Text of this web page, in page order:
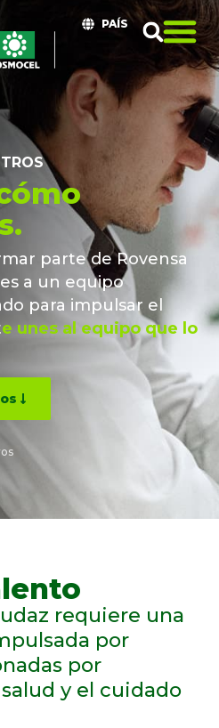
PAÍS
parte de Rovensa
a un equipo
para impulsar el
e unes al equipo que lo
requiere una
por
por
y el cuidado